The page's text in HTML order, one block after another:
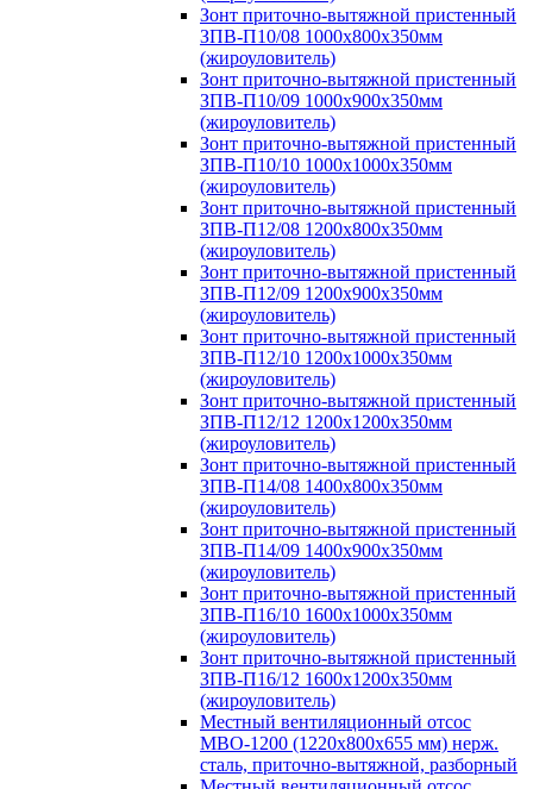
Зонт приточно-вытяжной пристенный
ЗПВ-П10/08 1000х800х350мм
(жироуловитель)
Зонт приточно-вытяжной пристенный
ЗПВ-П10/09 1000х900х350мм
(жироуловитель)
Зонт приточно-вытяжной пристенный
ЗПВ-П10/10 1000х1000х350мм
(жироуловитель)
Зонт приточно-вытяжной пристенный
ЗПВ-П12/08 1200х800х350мм
(жироуловитель)
Зонт приточно-вытяжной пристенный
ЗПВ-П12/09 1200х900х350мм
(жироуловитель)
Зонт приточно-вытяжной пристенный
ЗПВ-П12/10 1200х1000х350мм
(жироуловитель)
Зонт приточно-вытяжной пристенный
ЗПВ-П12/12 1200х1200х350мм
(жироуловитель)
Зонт приточно-вытяжной пристенный
ЗПВ-П14/08 1400х800х350мм
(жироуловитель)
Зонт приточно-вытяжной пристенный
ЗПВ-П14/09 1400х900х350мм
(жироуловитель)
Зонт приточно-вытяжной пристенный
ЗПВ-П16/10 1600х1000х350мм
(жироуловитель)
Зонт приточно-вытяжной пристенный
ЗПВ-П16/12 1600х1200х350мм
(жироуловитель)
Местный вентиляционный отсос
МВО-1200 (1220х800х655 мм) нерж.
сталь, приточно-вытяжной, разборный